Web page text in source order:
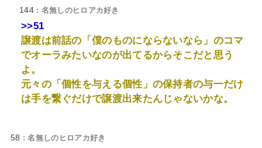
144 : 名無しのヒロアカ好き
>>51
譲渡は前話の「僕のものにならないなら」のコマ
でオーラみたいなのが出てるからそこだと思う
よ。
元々の「個性を与える個性」の保持者の与一だけ
は手を繋ぐだけで譲渡出来たんじゃないかな。
58 : 名無しのヒロアカ好き